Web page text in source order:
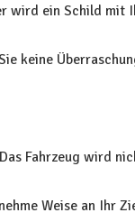
wird ein Schild mit
keine
Fahrzeug wird
Weise an Ihr